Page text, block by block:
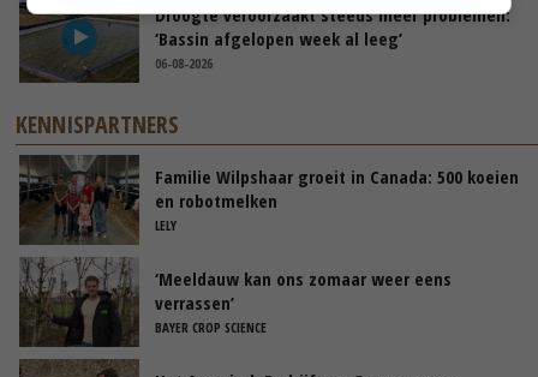
Droogte veroorzaakt steeds meer problemen:
‘Bassin afgelopen week al leeg’
06-08-2026
KENNISPARTNERS
Familie Wilpshaar groeit in Canada: 500 koeien
en robotmelken
LELY
‘Meeldauw kan ons zomaar weer eens
verrassen’
BAYER CROP SCIENCE